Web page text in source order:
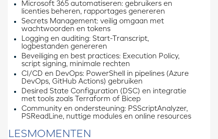
Microsoft 365 automatiseren: gebruikers en
licenties beheren, rapportages genereren
Secrets Management: veilig omgaan met
wachtwoorden en tokens
Logging en auditing: Start-Transcript,
logbestanden genereren
Beveiliging en best practices: Execution Policy,
script signing, minimale rechten
CI/CD en DevOps: PowerShell in pipelines (Azure
DevOps, GitHub Actions) gebruiken
Desired State Configuration (DSC) en integratie
met tools zoals Terraform of Bicep
Community en ondersteuning: PSScriptAnalyzer,
PSReadLine, nuttige modules en online resources
LESMOMENTEN